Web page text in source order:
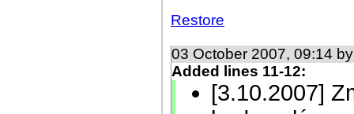
Restore
03 October 2007, 09:14
Added lines 11-12:
[3.10.2007]